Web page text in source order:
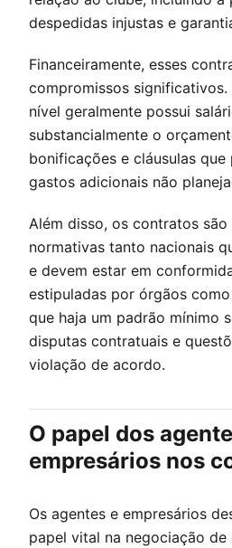
despedidas injustas e
Financeiramente, esses
compromissos
nível geralmente possui
substancialmente o
bonificações e cláusulas
gastos adicionais não
Além disso, os contratos
normativas tanto nacionais
e devem estar em
estipuladas por órgãos como
que haja um padrão mínimo
disputas contratuais e
violação de acordo.
O papel dos
empresários nos
Os agentes e empresários
papel vital na negociação